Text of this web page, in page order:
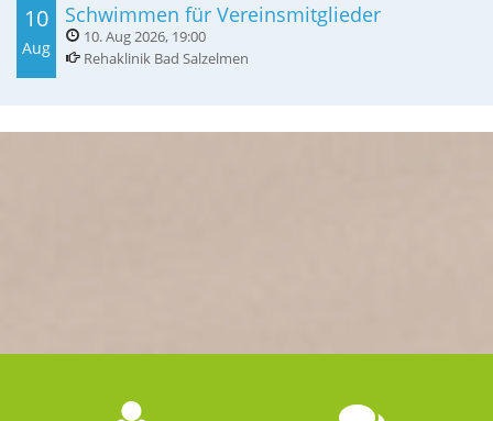
10
Aug
Schwimmen für Vereinsmitglieder
10. Aug 2026, 19:00
Rehaklinik Bad Salzelmen